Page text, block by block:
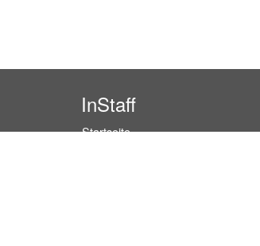
InStaff
Startseite